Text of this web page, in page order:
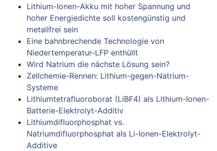
Lithium-Ionen-Akku mit hoher Spannung und
hoher Energiedichte soll kostengünstig und
metallfrei sein
Eine bahnbrechende Technologie von
Niedertemperatur-LFP enthüllt
Wird Natrium die nächste Lösung sein?
Zellchemie-Rennen: Lithium-gegen-Natrium-
Systeme
Lithiumtetrafluoroborat (LiBF4) als Lithium-Ionen-
Batterie-Elektrolyt-Additiv
Lithiumdifluorphosphat vs.
Natriumdifluorphosphat als Li-Ionen-Elektrolyt-
Additive